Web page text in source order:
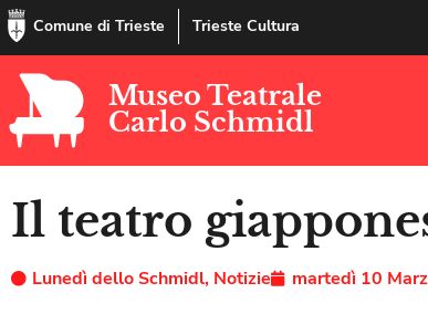
Comune di Trieste Trieste Cultura
Museo Teatrale
Carlo Schmidl
Il teatro
Lunedì dello Schmidl, Notizie
martedì 10